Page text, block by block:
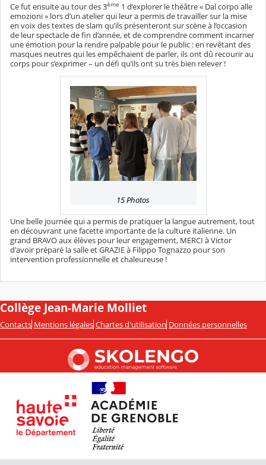
Ce fut ensuite au tour des 3ème 1 d’explorer le théâtre « Dal corpo alle
emozioni » lors d’un atelier qui leur a permis de travailler sur la mise
en voix des textes de slam qu’ils présenteront sur scène à l’occasion
de leur spectacle de fin d’année, et de comprendre comment incarner
une émotion pour la rendre palpable pour le public : en revêtant des
masques neutres qui les empêchaient de parler, ils ont dû recourir au
corps pour s’exprimer – un défi qu’ils ont su très bien relever !
15 Photos
Une belle journée qui a permis de pratiquer la langue autrement, tout
en découvrant une facette importante de la culture italienne. Un
grand BRAVO aux élèves pour leur engagement, MERCI à Victor
d'avoir préparé la salle et GRAZIE à Filippo Tognazzo pour son
intervention professionnelle et chaleureuse !
Collège Jean-Marie Molliet
Contacts Mentions légales Chartes d'utilisation Données personnelles